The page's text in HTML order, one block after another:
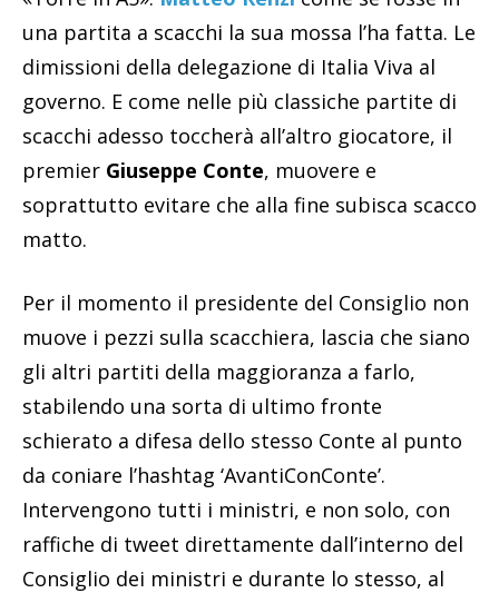
una partita a scacchi la sua mossa l’ha fatta. Le
dimissioni della delegazione di Italia Viva al
governo. E come nelle più classiche partite di
scacchi adesso toccherà all’altro giocatore, il
premier Giuseppe Conte, muovere e
soprattutto evitare che alla fine subisca scacco
matto.
Per il momento il presidente del Consiglio non
muove i pezzi sulla scacchiera, lascia che siano
gli altri partiti della maggioranza a farlo,
stabilendo una sorta di ultimo fronte
schierato a difesa dello stesso Conte al punto
da coniare l’hashtag ‘AvantiConConte’.
Intervengono tutti i ministri, e non solo, con
raffiche di tweet direttamente dall’interno del
Consiglio dei ministri e durante lo stesso, al